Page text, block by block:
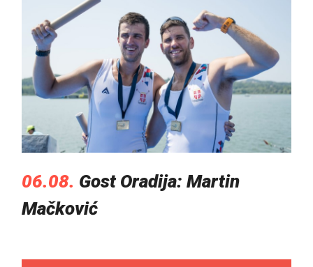
06.08. Gost Oradija: Martin
Mačković